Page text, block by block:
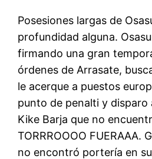
Posesiones largas de
profundidad alguna.
firmando una gran
órdenes de Arrasate,
le acerque a puestos
punto de penalti y disparo
Kike Barja que no
TORRROOOO FUERAAA.
no encontró portería en